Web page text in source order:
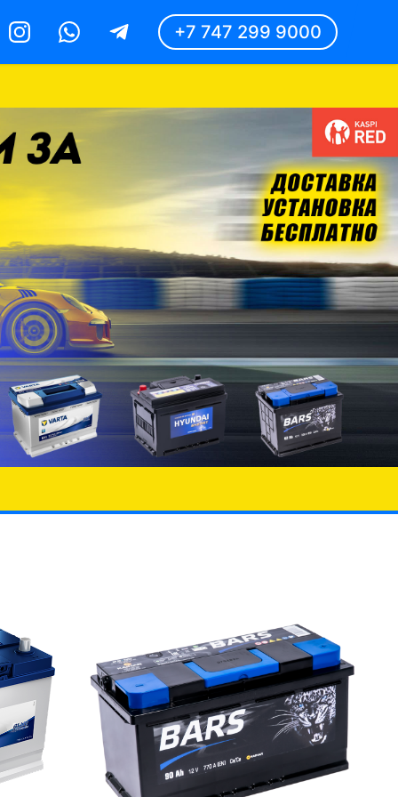
InstagramWhatsappTelegram +7 747 299 9000